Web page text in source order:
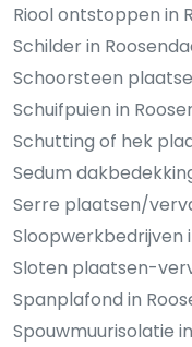
Riool ontstoppen in
Schilder in
Schoorsteen
Schuifpuien in
Schutting of hek
Sedum
Serre plaatsen/
Sloopwerkbedrijven
Sloten plaatsen-
Spanplafond in
Spouwmuurisolatie